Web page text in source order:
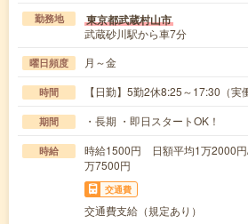
勤務地 東京都武蔵村山市
武蔵砂川駅から車7分
曜日頻度 月～金
時間 【日勤】5勤2休8:25～17:30（実
期間 ・長期 ・即日スタートOK！
時給
時給1500円 日額平均1万2000
万7500円
交通費
交通費支給（規定あり）